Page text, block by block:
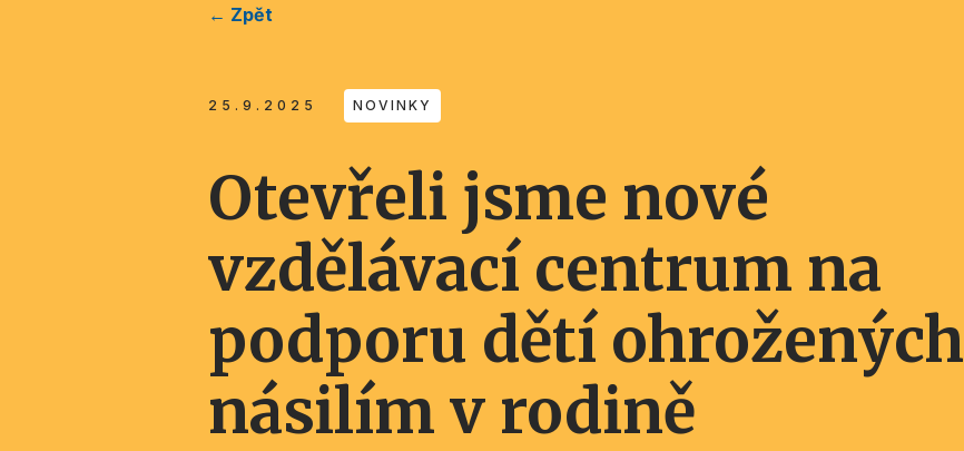
← Zpět
25.9.2025 NOVINKY
Otevřeli jsme nové
vzdělávací centrum na
podporu dětí ohrožených
násilím v rodině